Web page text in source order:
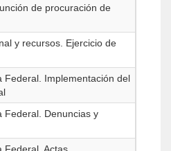
de procuración de
y recursos. Ejercicio de
Federal. Implementación del
Federal. Denuncias y